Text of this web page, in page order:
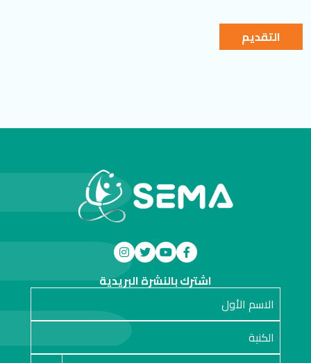
التقديم
اشترك بالنشرة البريدية